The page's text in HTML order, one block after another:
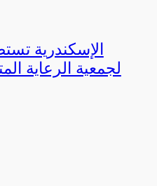
الإسكندرية